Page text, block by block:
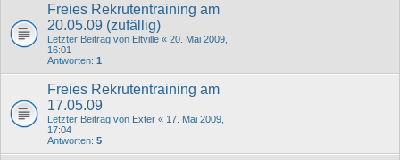
Freies Rekrutentraining am
20.05.09 (zufällig)
Letzter Beitrag von Eltville « 20. Mai 2009,
16:01
Antworten: 1
Freies Rekrutentraining am
17.05.09
Letzter Beitrag von Exter « 17. Mai 2009,
17:04
Antworten: 5